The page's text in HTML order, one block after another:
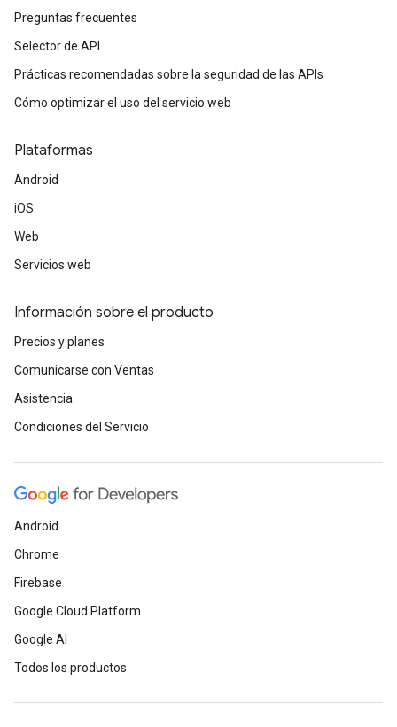
Preguntas frecuentes
Selector de API
Prácticas recomendadas sobre la seguridad de las APIs
Cómo optimizar el uso del servicio web
Plataformas
Android
iOS
Web
Servicios web
Información sobre el producto
Precios y planes
Comunicarse con Ventas
Asistencia
Condiciones del Servicio
Android
Chrome
Firebase
Google Cloud Platform
Google AI
Todos los productos